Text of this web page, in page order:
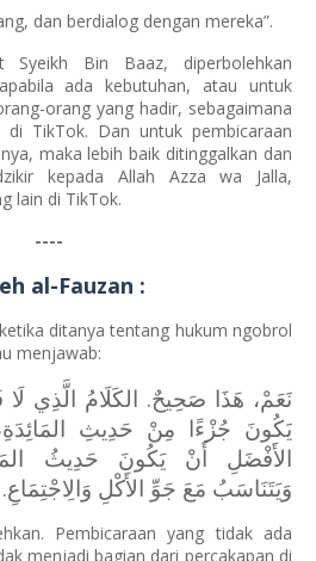
dan berdialog dengan mereka”.
Syeikh Bin Baaz, diperbolehkan
ada kebutuhan, atau untuk
orang yang hadir, sebagaimana
TikTok. Dan untuk pembicaraan
maka lebih baik ditinggalkan dan
kepada Allah Azza wa Jalla,
lain di TikTok.
----
al-Fauzan :
ditanya tentang hukum ngobrol
menjawab:
نَعَمْ، هَذَا صَحِيحٌ. الكَلَامُ الَّذِي لَا
يَكُونَ جُزْءًا مِنْ حَدِيثِ
الأَفْضَلِ أَنْ يَكُونَ حَدِيثُ
وَيَتَنَاسَبُ مَعَ جَوِّ الأَكْلِ وَالِاجْتِمَاعِ.
Pembicaraan yang tidak ada
menjadi bagian dari percakapan di